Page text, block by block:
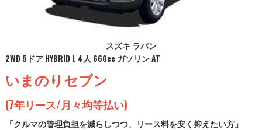
スズキ ラパン
2WD 5ドア HYBRID L 4人 660cc ガソリン AT
いまのりセブン
(7年リース/月々均等払い)
「クルマの管理負担を減らしつつ、リース料を安く抑えたい方」